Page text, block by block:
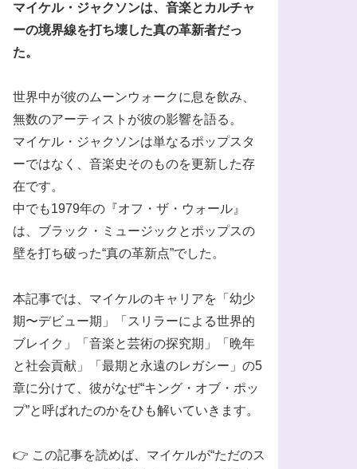
マイケル・ジャクソンは、音楽とカルチャ
ーの境界線を打ち壊した真の革新者だっ
た。
世界中が彼のムーンウォークに息を飲み、
無数のアーティストが彼の影響を語る。
マイケル・ジャクソンは単なるポップスタ
ーではなく、音楽史そのものを更新した存
在です。
中でも1979年の『オフ・ザ・ウォール』
は、ブラック・ミュージックとポップスの
壁を打ち破った“真の革新点”でした。
本記事では、マイケルのキャリアを「幼少
期〜デビュー期」「スリラーによる世界的
ブレイク」「音楽と芸術の探究期」「晩年
と社会貢献」「最期と永遠のレガシー」の5
章に分けて、彼がなぜ“キング・オブ・ポッ
プ”と呼ばれたのかをひも解いていきます。
👉 この記事を読めば、マイケルが“ただのス